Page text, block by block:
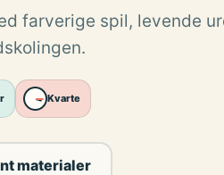
farverige spil, levende
Kvarte
materialer